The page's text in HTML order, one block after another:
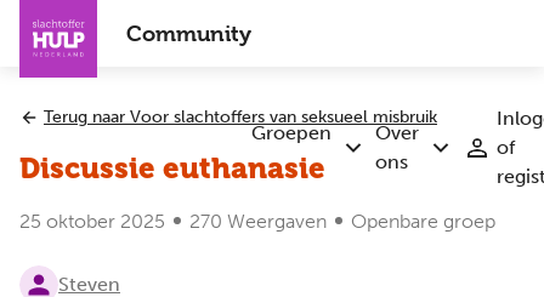
Overslaan
naar
inhoud
gaan
Community
Groepen
Submenu
Over
ons
Submenu
of
Terug naar Voor slachtoffers van seksueel misbruik
Discussie euthanasie
25 oktober 2025 270 Weergaven Openbare groep
Steven